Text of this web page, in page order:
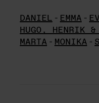
DANIEL - EMMA -
HUGO, HENRIK
MARTA - MONIKA -